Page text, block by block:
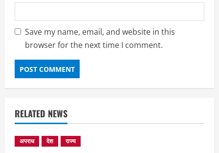
Save my name, email, and website in this
browser for the next time I comment.
RELATED NEWS
अपराध देश राज्य